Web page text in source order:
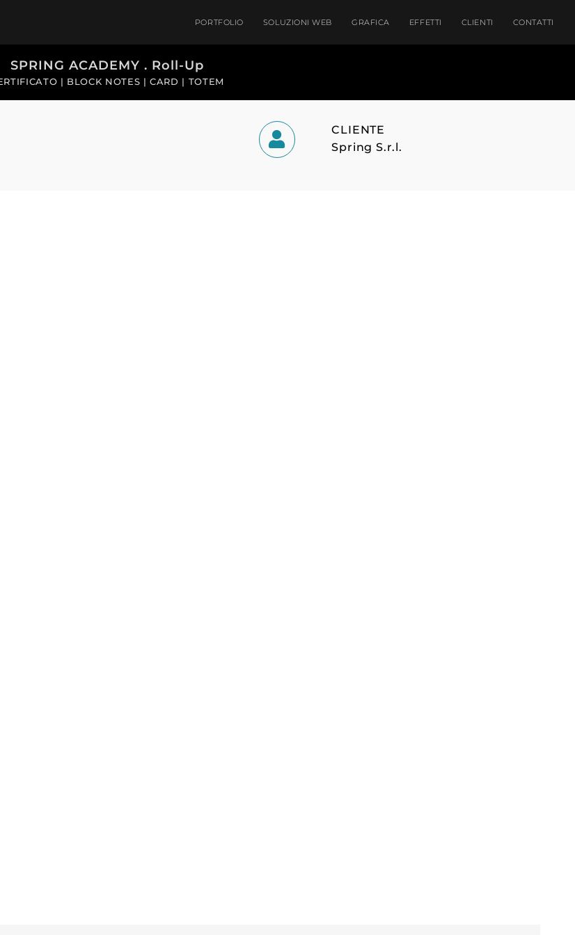
PORTFOLIO SOLUZIONI WEB GRAFICA EFFETTI CLIENTI CONTATTI
SPRING ACADEMY . Roll-Up
| BLOCK NOTES | CARD | TOTEM
CLIENTE
Spring S.r.l.